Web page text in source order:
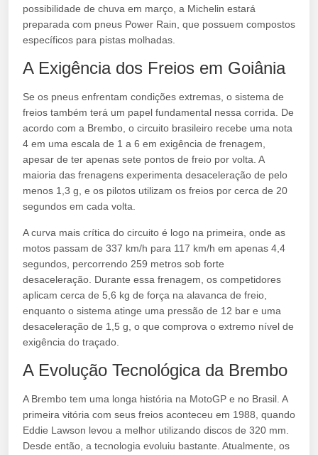
possibilidade de chuva em março, a Michelin estará
preparada com pneus Power Rain, que possuem compostos
específicos para pistas molhadas.
A Exigência dos Freios em Goiânia
Se os pneus enfrentam condições extremas, o sistema de
freios também terá um papel fundamental nessa corrida. De
acordo com a Brembo, o circuito brasileiro recebe uma nota
4 em uma escala de 1 a 6 em exigência de frenagem,
apesar de ter apenas sete pontos de freio por volta. A
maioria das frenagens experimenta desaceleração de pelo
menos 1,3 g, e os pilotos utilizam os freios por cerca de 20
segundos em cada volta.
A curva mais crítica do circuito é logo na primeira, onde as
motos passam de 337 km/h para 117 km/h em apenas 4,4
segundos, percorrendo 259 metros sob forte
desaceleração. Durante essa frenagem, os competidores
aplicam cerca de 5,6 kg de força na alavanca de freio,
enquanto o sistema atinge uma pressão de 12 bar e uma
desaceleração de 1,5 g, o que comprova o extremo nível de
exigência do traçado.
A Evolução Tecnológica da Brembo
A Brembo tem uma longa história na MotoGP e no Brasil. A
primeira vitória com seus freios aconteceu em 1988, quando
Eddie Lawson levou a melhor utilizando discos de 320 mm.
Desde então, a tecnologia evoluiu bastante. Atualmente, os